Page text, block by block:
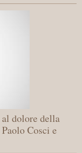
dolore della
Cosci e